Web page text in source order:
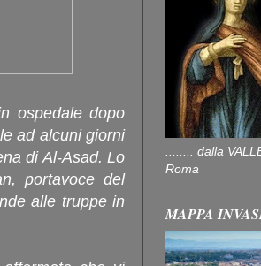
ospedale dopo
ad alcuni giorni
di Al-Asad. Lo
portavoce del
alle truppe in
........ dalla
Roma
MAPPA